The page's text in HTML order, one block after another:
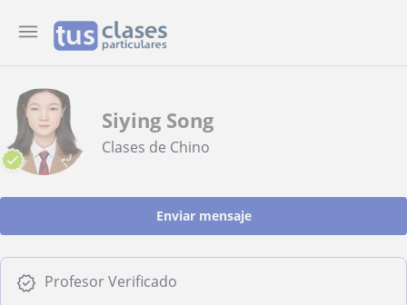
Siying Song
Clases de Chino
Enviar mensaje
Profesor Verificado